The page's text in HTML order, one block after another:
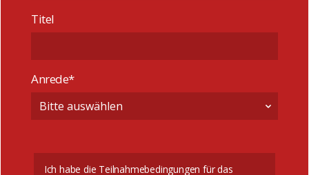
Titel
Anrede*
Ich habe die Teilnahmebedingungen für das